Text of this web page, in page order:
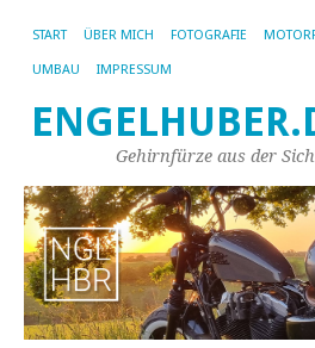
START ÜBER MICH FOTOGRAFIE
UMBAU IMPRESSUM
Gehirnfürze aus der